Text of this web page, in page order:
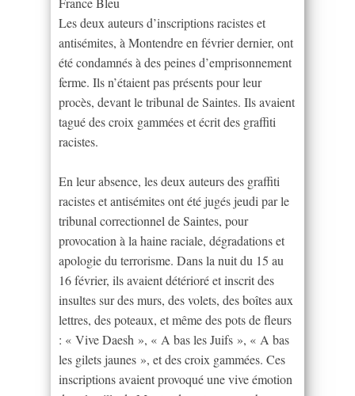
Les deux auteurs d’inscriptions racistes et
antisémites, à Montendre en février dernier, ont
été condamnés à des peines d’emprisonnement
ferme. Ils n’étaient pas présents pour leur
procès, devant le tribunal de Saintes. Ils avaient
tagué des croix gammées et écrit des graffiti
racistes.
En leur absence, les deux auteurs des graffiti
racistes et antisémites ont été jugés jeudi par le
tribunal correctionnel de Saintes, pour
provocation à la haine raciale, dégradations et
apologie du terrorisme. Dans la nuit du 15 au
16 février, ils avaient détérioré et inscrit des
insultes sur des murs, des volets, des boîtes aux
lettres, des poteaux, et même des pots de fleurs
: « Vive Daesh », « A bas les Juifs », « A bas
les gilets jaunes », et des croix gammées. Ces
inscriptions avaient provoqué une vive émotion